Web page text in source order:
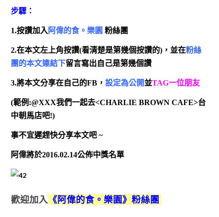
步驟：
1.按讚加入阿偉的食。樂園 粉絲團
2.在本文左上角按讚(看清楚是第幾個按讚的)，並在粉絲
團的本文連結下留言寫出自己是第幾個讚
3.將本文分享在自己的FB， 設定為公開並TAG一位朋友
(範例:@XXX我們一起去<CHARLIE BROWN CAFE>台
中朝馬店吧!)
事不宜遲趕快分享本文吧 ~
阿偉將於2016.02.14公佈中獎名單
歡迎加入《阿偉的食。樂園》粉絲團